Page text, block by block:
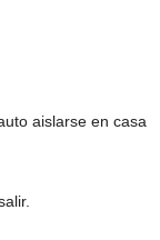
aislarse en casa